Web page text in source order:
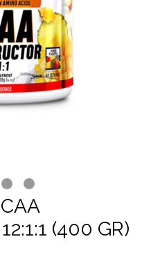
(400 GR)